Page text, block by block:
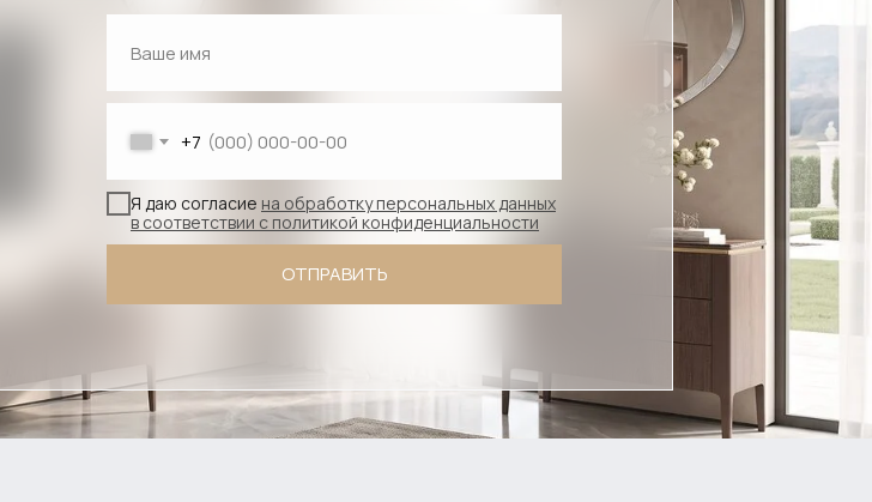
+7
Я даю согласие на обработку персональных данных
в соответствии с политикой конфиденциальности
ОТПРАВИТЬ